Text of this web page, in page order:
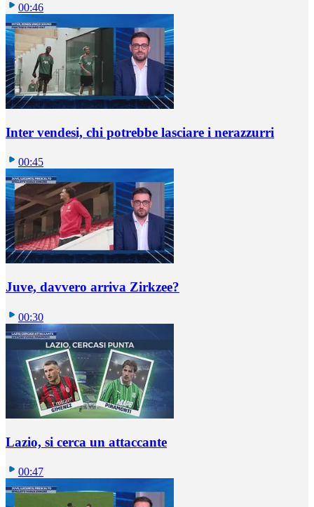
00:46
Inter vendesi, chi potrebbe lasciare i nerazzurri
00:45
Juve, davvero arriva Zirkzee?
00:30
Lazio, si cerca un attaccante
00:47